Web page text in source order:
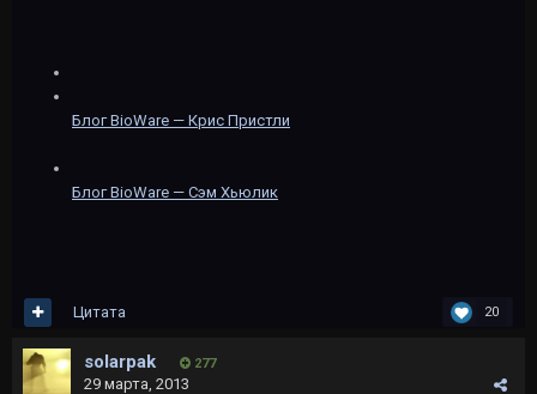
Блог BioWare — Крис Пристли
Блог BioWare — Сэм Хьюлик
20
Цитата
solarpak 277
29 марта, 2013